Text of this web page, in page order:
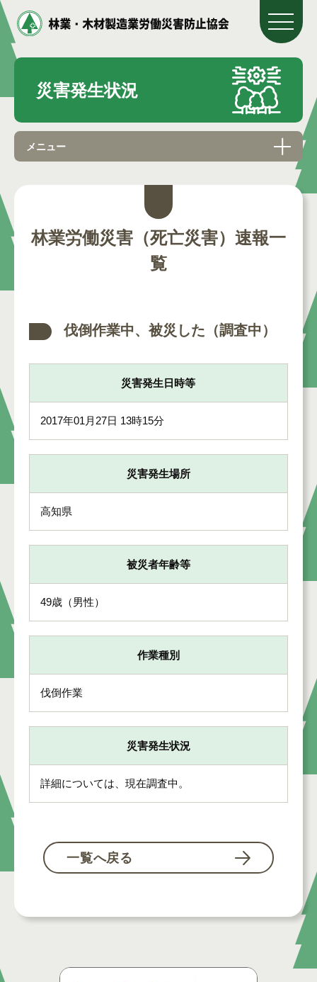
災害発生状況
メニュー
林業労働災害（死亡災害）速報一
覧
伐倒作業中、被災した（調査中）
災害発生日時等
2017年01月27日 13時15分
災害発生場所
高知県
被災者年齢等
49歳（男性）
作業種別
伐倒作業
災害発生状況
詳細については、現在調査中。
一覧へ戻る